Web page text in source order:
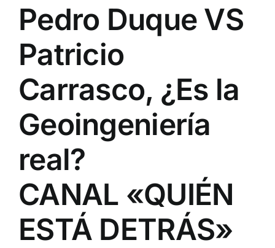
Pedro Duque VS
Patricio
Carrasco, ¿Es la
Geoingeniería
real?
CANAL «QUIÉN
ESTÁ DETRÁS»